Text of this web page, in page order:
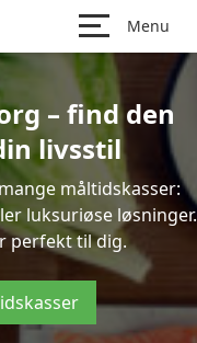
Menu
– find den
livsstil
måltidskasser:
luksuriøse løsninger.
perfekt til dig.